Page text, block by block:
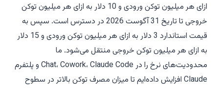
ازای هر میلیون توکن ورودی و 10 دلار به ازای هر میلیون توکن
خروجی تا تاریخ 31 آگوست 2026 در دسترس است. سپس به
قیمت استاندارد 3 دلار به ازای هر میلیون توکن ورودی و 15 دلار
به ازای هر میلیون توکن خروجی منتقل می‌شود. ما
محدودیت‌های نرخ را در Chat، Cowork، Claude Code و پلتفرم
Claude افزایش داده‌ایم تا میزان مصرف توکن بالاتر در سطوح